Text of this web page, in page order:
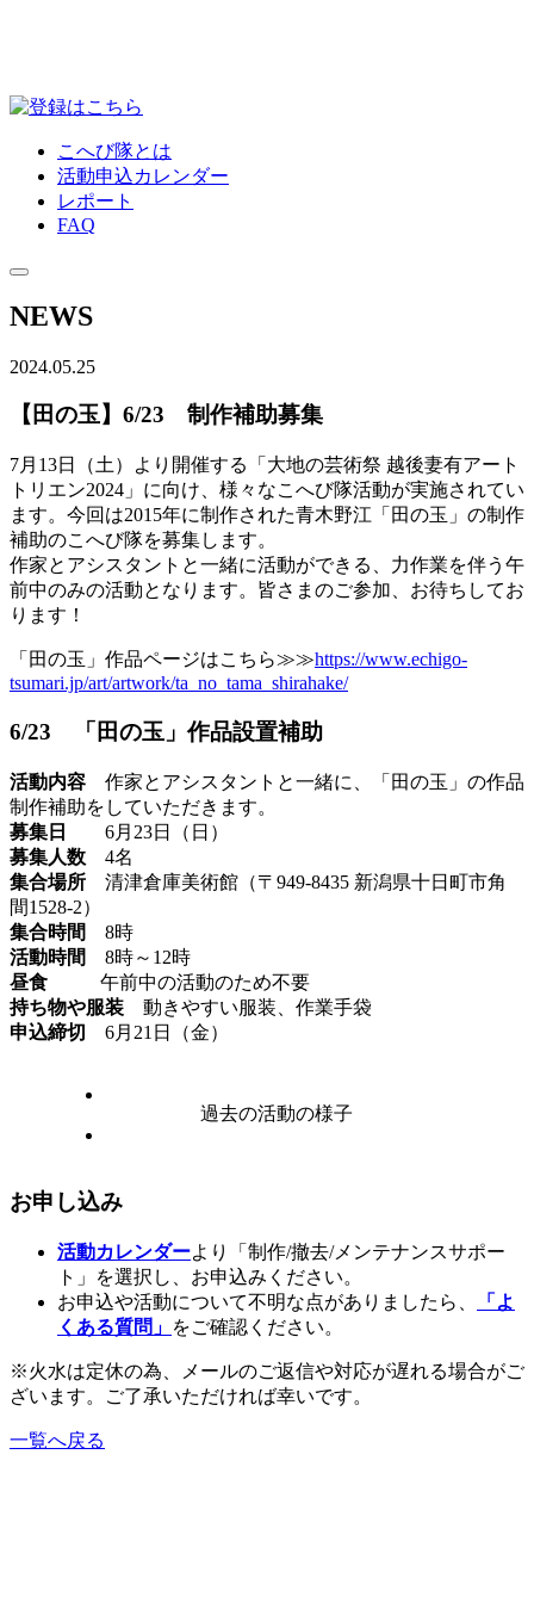
こへび隊とは
活動申込カレンダー
レポート
FAQ
NEWS
2024.05.25
【田の玉】6/23 制作補助募集
7月13日（土）より開催する「大地の芸術祭 越後妻有アート
トリエン2024」に向け、様々なこへび隊活動が実施されてい
ます。今回は2015年に制作された青木野江「田の玉」の制作
補助のこへび隊を募集します。
作家とアシスタントと一緒に活動ができる、力作業を伴う午
前中のみの活動となります。皆さまのご参加、お待ちしてお
ります！
「田の玉」作品ページはこちら≫≫https://www.echigo-
tsumari.jp/art/artwork/ta_no_tama_shirahake/
6/23 「田の玉」作品設置補助
活動内容 作家とアシスタントと一緒に、「田の玉」の作品
制作補助をしていただきます。
募集日
6月23日（日）
募集人数 4名
集合場所 清津倉庫美術館（〒949-8435 新潟県十日町市角
間1528-2）
集合時間
8時
活動時間
8時～12時
昼食 午前中の活動のため不要
持ち物や服装 動きやすい服装、作業手袋
申込締切
6月21日（金）
過去の活動の様子
お申し込み
活動カレンダーより「制作/撤去/メンテナンスサポー
ト」を選択し、お申込みください。
お申込や活動について不明な点がありましたら、
「よ
くある質問」 をご確認ください。
※火水は定休の為、メールのご返信や対応が遅れる場合がご
ざいます。ご了承いただければ幸いです。
一覧へ戻る